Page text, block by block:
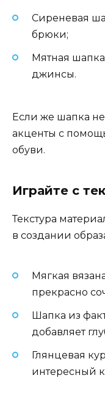
Сиреневая
брюки;
Мятная
джинсы.
Если же шапка
акценты с
обуви.
Играйте с
Текстура
в создании
Мягкая
прекрасно
Шапка из
добавляет
Глянцевая
интересный